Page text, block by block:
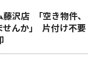
藤沢店 ｢空き物件、
せんか｣ 片付け不要